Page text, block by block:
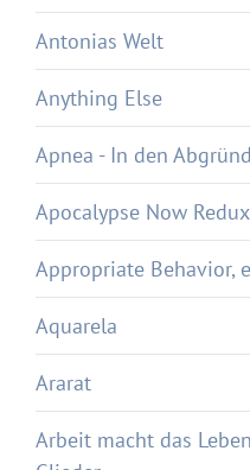
Antonias Welt
Anything Else
Apnea - In den
Apocalypse Now Redux
Appropriate Behavior,
Aquarela
Ararat
Arbeit macht das